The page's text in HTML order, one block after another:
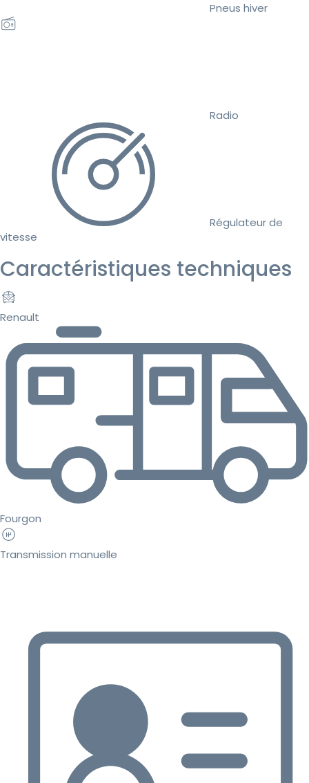
Pneus hiver
Radio
Régulateur de
vitesse
Caractéristiques techniques
Renault
Fourgon
Transmission manuelle